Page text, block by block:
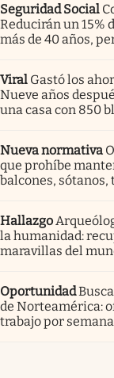
Seguridad Social
Reducirán un 15%
más de 40 años,
Viral Gastó los
Nueve años
una casa con 850
Nueva normativa
que prohíbe
balcones, sótanos,
Hallazgo
la humanidad:
maravillas del
Oportunidad
de Norteamérica:
trabajo por semana